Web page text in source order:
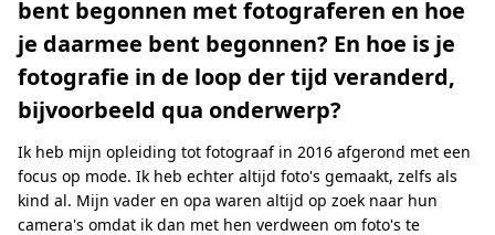
bent begonnen met fotograferen en hoe
je daarmee bent begonnen? En hoe is je
fotografie in de loop der tijd veranderd,
bijvoorbeeld qua onderwerp?
Ik heb mijn opleiding tot fotograaf in 2016 afgerond met een
focus op mode. Ik heb echter altijd foto's gemaakt, zelfs als
kind al. Mijn vader en opa waren altijd op zoek naar hun
camera's omdat ik dan met hen verdween om foto's te